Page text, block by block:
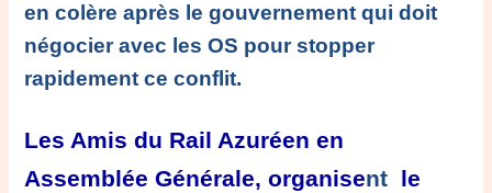
en colère après le gouvernement qui doit
négocier avec les OS pour stopper
rapidement ce conflit.
Les Amis du Rail Azuréen en
Assemblée Générale, organisent le